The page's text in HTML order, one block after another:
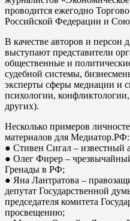
проводится ежегодно
Российской Федерации и
В качестве авторов и персон
выступают представители
общественные и
судебной системы,
эксперты сферы медиации и
психологии,
других).
Несколько примеров
материалов для Медиатор.РФ:
● Стивен Сигал – известный
● Олег Фирер –
Гренады в РФ;
● Яна Лантратова –
депутат Государственной
председателя комитета
просвещению;